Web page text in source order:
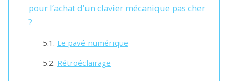
pour l’achat d’un clavier mécanique pas cher
?
Le pavé numérique
Rétroéclairage